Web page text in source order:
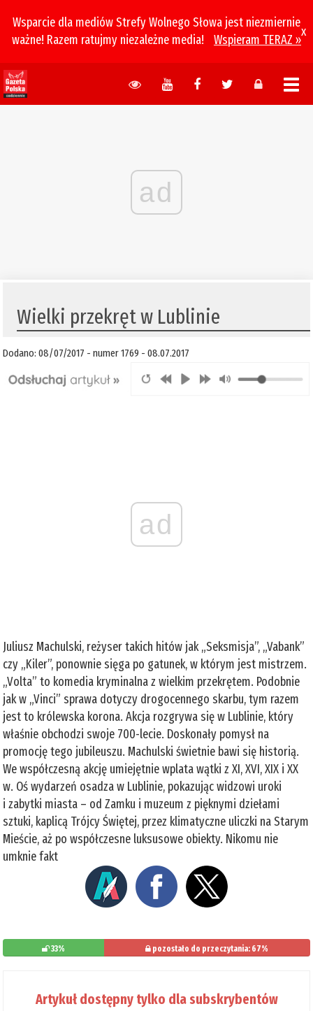
Wsparcie dla mediów Strefy Wolnego Słowa jest niezmiernie
ważne! Razem ratujmy niezależne media!
Wspieram TERAZ »
x
ad
Wielki przekręt w Lublinie
Dodano: 08/07/2017 - numer 1769 - 08.07.2017
ad
Juliusz Machulski, reżyser takich hitów jak „Seksmisja”, „Vabank”
czy „Kiler”, ponownie sięga po gatunek, w którym jest mistrzem.
„Volta” to komedia kryminalna z wielkim przekrętem. Podobnie
jak w „Vinci” sprawa dotyczy drogocennego skarbu, tym razem
jest to królewska korona. Akcja rozgrywa się w Lublinie, który
właśnie obchodzi swoje 700-lecie. Doskonały pomysł na
promocję tego jubileuszu. Machulski świetnie bawi się historią.
We współczesną akcję umiejętnie wplata wątki z XI, XVI, XIX i XX
w. Oś wydarzeń osadza w Lublinie, pokazując widzowi uroki
i zabytki miasta – od Zamku i muzeum z pięknymi dziełami
sztuki, kaplicą Trójcy Świętej, przez klimatyczne uliczki na Starym
Mieście, aż po współczesne luksusowe obiekty. Nikomu nie
umknie fakt
33% pozostało do przeczytania: 67%
Artykuł dostępny tylko dla subskrybentów